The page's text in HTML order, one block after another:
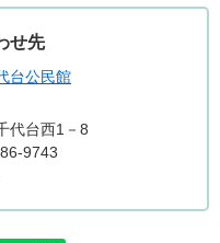
せ先
台公民館
代台西1－8
9743